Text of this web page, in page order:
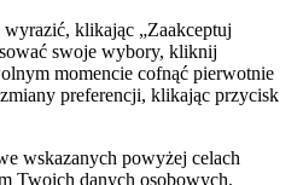
klikając „Zaakceptuj
swoje wybory, kliknij
momencie cofnąć pierwotnie
preferencji, klikając przycisk
wskazanych powyżej celach
Twoich danych osobowych.